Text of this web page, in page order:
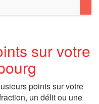
sur votre
points sur votre
un délit ou une